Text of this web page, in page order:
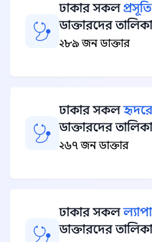
ঢাকার সকল
ডাক্তারদের তালিকা
২৮৯ জন ডাক্তার
ঢাকার সকল
ডাক্তারদের তালিকা
২৬৭ জন ডাক্তার
ঢাকার সকল
ডাক্তারদের তালিকা